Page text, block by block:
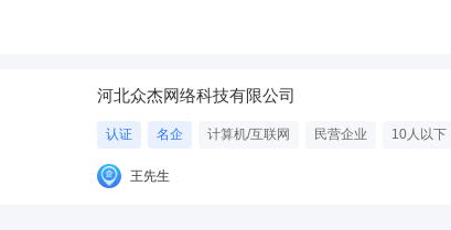
河北众杰网络科技有限公司
认证 名企 计算机/互联网 民营企业 10人以下
王先生